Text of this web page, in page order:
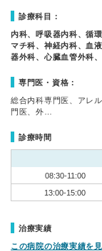
診療科目：
内科、呼吸器内科、循
マチ科、神経内科、血
器外科、心臓血管外科
専門医・資格：
総合内科専門医、アレ
門医、外…
診療時間
08:30-11:00
13:00-15:00
治療実績
この病院の治療実績を